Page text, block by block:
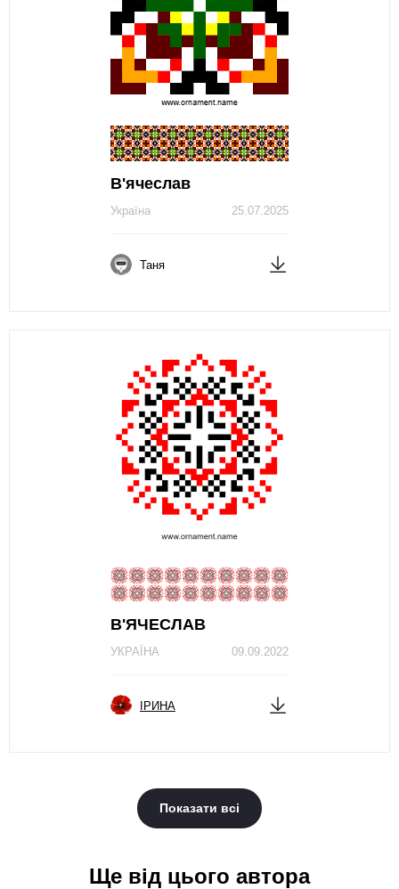
В'ячеслав
25.07.2025
Україна
Таня
В'ЯЧЕСЛАВ
09.09.2022
УКРАЇНА
ІРИНА
Показати всі
Ще від цього автора